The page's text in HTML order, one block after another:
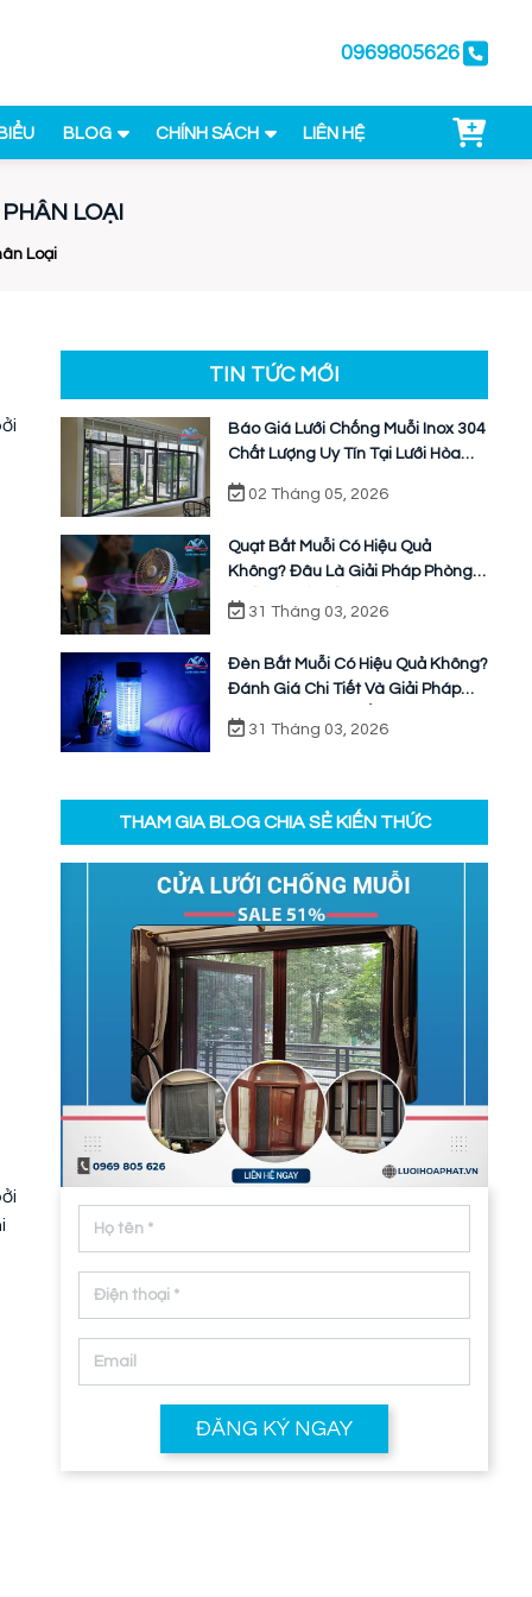
0969805626
BLOG CHÍNH SÁCH LIÊN HỆ
LOẠI
Loại
TIN TỨC MỚI
Báo Giá Lưới Chống Muỗi Inox 304
Chất Lượng Uy Tín Tại Lưới Hòa
Phát
02 Tháng 05, 2026
Quạt Bắt Muỗi Có Hiệu Quả
Không? Đâu Là Giải Pháp Phòng
Chống Muỗi Bền Vững
31 Tháng 03, 2026
Đèn Bắt Muỗi Có Hiệu Quả Không?
Đánh Giá Chi Tiết Và Giải Pháp
Ngăn Chặn Triệt Để
31 Tháng 03, 2026
THAM GIA BLOG CHIA SẺ KIẾN THỨC
ĐĂNG KÝ NGAY